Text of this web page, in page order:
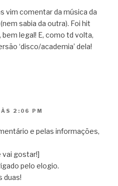
vim comentar da música da
sabia da outra). Foi hit
legal! E, como td volta,
‘disco/academia’ dela!
2:06 PM
e pelas informações,
vai gostar!]
pelo elogio.
duas!